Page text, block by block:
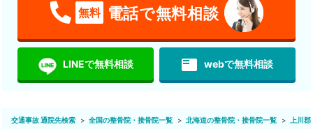
無料 電話で無料相談
LINEで無料相談 featured_play_list webで無料相談
交通事故 通院先検索 全国の整骨院・接骨院一覧 北海道の整骨院・接骨院一覧 上川